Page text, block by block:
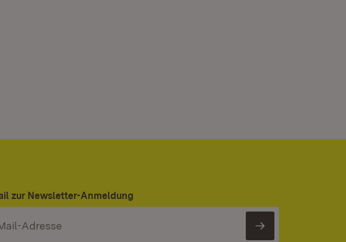
zur Newsletter-Anmeldung
Newsletter